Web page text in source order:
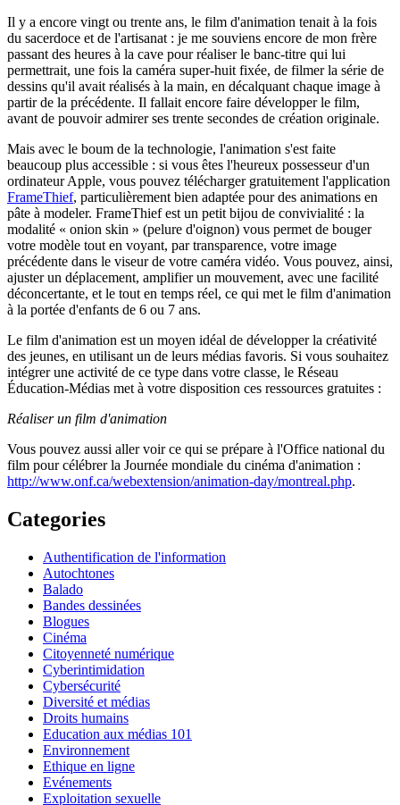
Il y a encore vingt ou trente ans, le film d'animation tenait à la fois
du sacerdoce et de l'artisanat : je me souviens encore de mon frère
passant des heures à la cave pour réaliser le banc-titre qui lui
permettrait, une fois la caméra super-huit fixée, de filmer la série de
dessins qu'il avait réalisés à la main, en décalquant chaque image à
partir de la précédente. Il fallait encore faire développer le film,
avant de pouvoir admirer ses trente secondes de création originale.
Mais avec le boum de la technologie, l'animation s'est faite
beaucoup plus accessible : si vous êtes l'heureux possesseur d'un
ordinateur Apple, vous pouvez télécharger gratuitement l'application
FrameThief, particulièrement bien adaptée pour des animations en
pâte à modeler. FrameThief est un petit bijou de convivialité : la
modalité « onion skin » (pelure d'oignon) vous permet de bouger
votre modèle tout en voyant, par transparence, votre image
précédente dans le viseur de votre caméra vidéo. Vous pouvez, ainsi,
ajuster un déplacement, amplifier un mouvement, avec une facilité
déconcertante, et le tout en temps réel, ce qui met le film d'animation
à la portée d'enfants de 6 ou 7 ans.
Le film d'animation est un moyen idéal de développer la créativité
des jeunes, en utilisant un de leurs médias favoris. Si vous souhaitez
intégrer une activité de ce type dans votre classe, le Réseau
Éducation-Médias met à votre disposition ces ressources gratuites :
Réaliser un film d'animation
Vous pouvez aussi aller voir ce qui se prépare à l'Office national du
film pour célébrer la Journée mondiale du cinéma d'animation :
http://www.onf.ca/webextension/animation-day/montreal.php.
Categories
Authentification de l'information
Autochtones
Balado
Bandes dessinées
Blogues
Cinéma
Citoyenneté numérique
Cyberintimidation
Cybersécurité
Diversité et médias
Droits humains
Education aux médias 101
Environnement
Ethique en ligne
Evénements
Exploitation sexuelle